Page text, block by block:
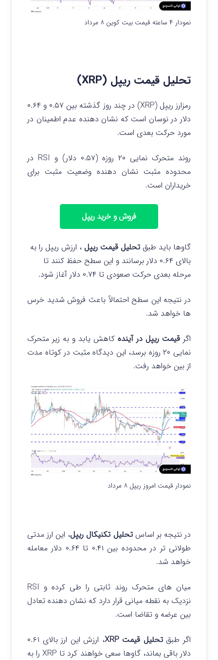
نمودار ۴ ساعته قیمت بیت کوین ۸ مرداد
تحلیل قیمت ریپل (XRP)
رمزارز ریپل (XRP) در چند روز گذشته بین ۰.۵۷ و ۰.۶۴
دلار در نوسان است که نشان دهنده عدم اطمینان در
مورد حرکت بعدی است.
روند متحرک نمایی ۲۰ روزه (۰.۵۷ دلار) و RSI در
محدوده مثبت نشان دهنده وضعیت مثبت برای
خریداران است.
فروش و خرید ریپل
گاوها باید طبق تحلیل قیمت ریپل ، ارزش ریپل را به
بالای ۰.۶۴ دلار برسانند و این سطح حفظ کنند تا
مرحله بعدی حرکت صعودی تا ۰.۷۴ دلار آغاز شود.
در نتیجه این سطح احتمالاً باعث فروش شدید خرس
ها خواهد شد.
اگر قیمت ریپل در آینده کاهش یابد و به زیر متحرک
نمایی ۲۰ روزه برسد، این دیدگاه مثبت در کوتاه مدت
از بین خواهد رفت.
نمودار قیمت امروز ریپل ۸ مرداد
در نتیجه بر اساستحلیل تکنیکال ریپل، این ارز مدتی
طولانی تر در محدوده بین ۰.۴۱ تا ۰.۶۴ دلار معامله
خواهد شد.
میان های متحرک روند ثابتی را طی کرده و RSI
نزدیک به نقطه میانی قرار دارد که نشان دهنده تعادل
بین عرضه و تقاضا است.
اگر طبقتحلیل قیمت XRP
، ارزش این ارز بالای ۰.۶۱
دلار باقی بماند، گاوها سعی خواهند کرد تا XRP را به